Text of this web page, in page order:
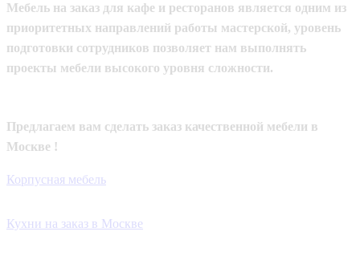
Мебель на заказ для кафе и ресторанов является одним из
приоритетных направлений работы мастерской, уровень
подготовки сотрудников позволяет нам выполнять
проекты мебели высокого уровня сложности.
Предлагаем вам сделать заказ качественной мебели в
Москве !
Корпусная мебель
Кухни на заказ в Москве